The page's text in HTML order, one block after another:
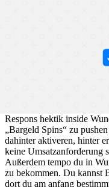
Respons hektik inside
„Bargeld Spins“ zu
dahinter aktiveren, hinter
keine Umsatzanforderung
Außerdem tempo du in
zu bekommen. Du kannst
dort du am anfang